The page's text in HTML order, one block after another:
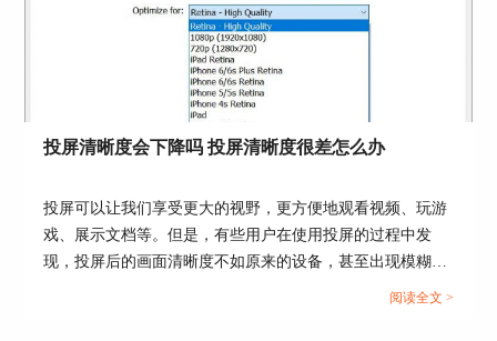
如果画面在投放的过程中，出现了波动或者是中
断，会影响观看的效果。可以及时对互联网进行切
换，或者是重启路由器，保证视频运行的流畅性。
投屏清晰度会下降吗 投屏清晰度很差怎么办
投屏可以让我们享受更大的视野，更方便地观看视频、玩游
戏、展示文档等。但是，有些用户在使用投屏的过程中发
现，投屏后的画面清晰度不如原来的设备，甚至出现模糊、
花屏、卡顿等现象。那么，投屏清晰度会下降吗？投屏清晰
阅读全文 >